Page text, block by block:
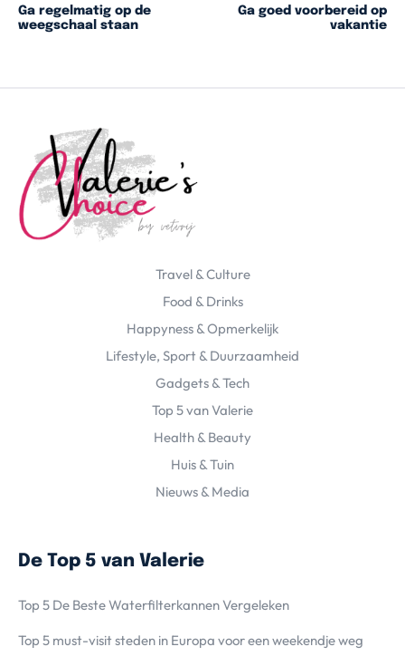
Ga regelmatig op de
weegschaal staan
Ga goed voorbereid op
vakantie
Travel & Culture
Food & Drinks
Happyness & Opmerkelijk
Lifestyle, Sport & Duurzaamheid
Gadgets & Tech
Top 5 van Valerie
Health & Beauty
Huis & Tuin
Nieuws & Media
De Top 5 van Valerie
Top 5 De Beste Waterfilterkannen Vergeleken
Top 5 must-visit steden in Europa voor een weekendje weg